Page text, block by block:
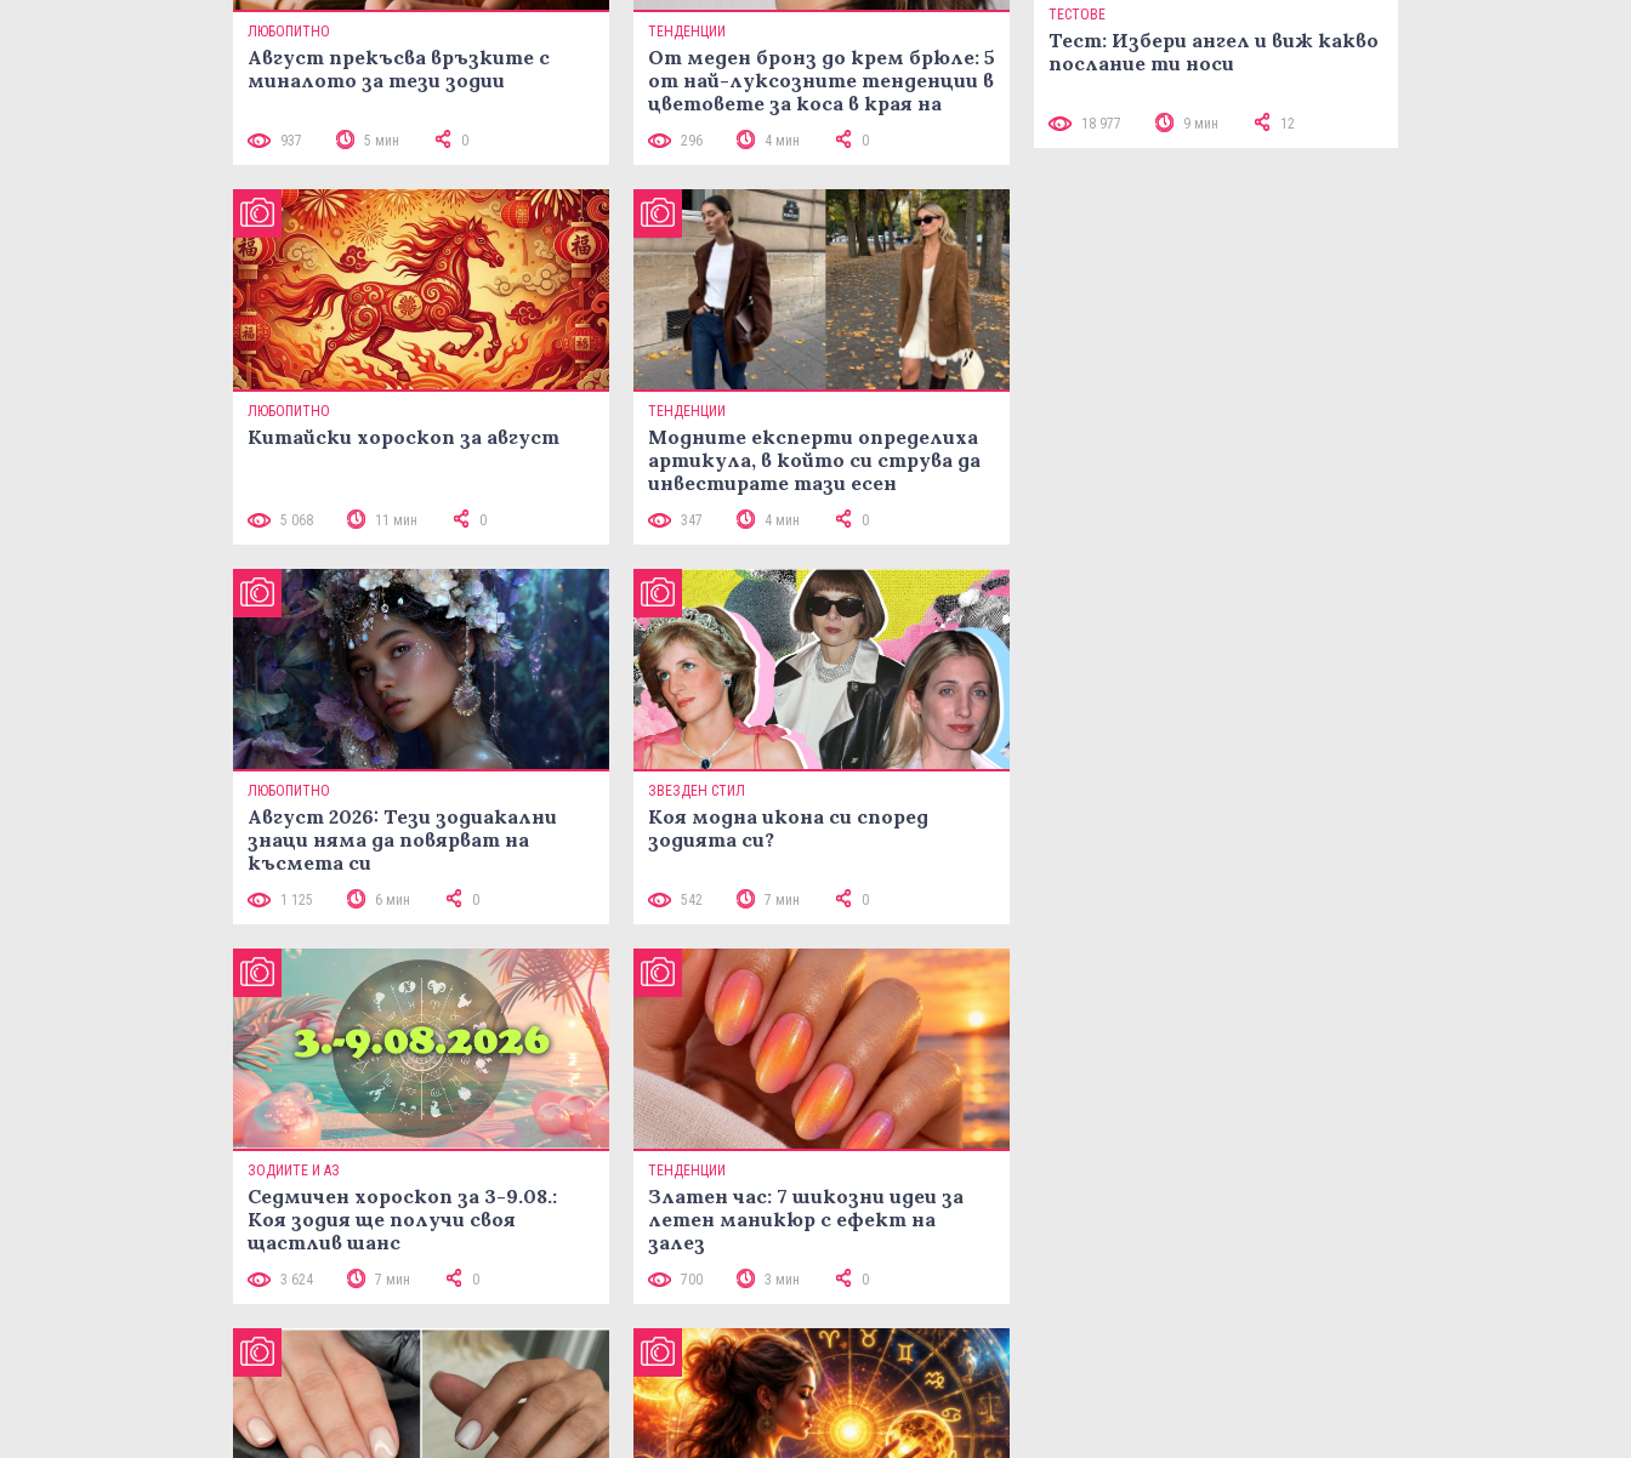
ЛЮБОПИТНО
Август прекъсва връзките с
миналото за тези зодии
937 5 мин 0
ТЕНДЕНЦИИ
От меден бронз до крем брюле: 5
от най-луксозните тенденции в
цветовете за коса в края на
296 4 мин 0
ЛЮБОПИТНО
Китайски хороскоп за август
5 068 11 мин 0
ТЕНДЕНЦИИ
Модните експерти определиха
артикула, в който си струва да
инвестирате тази есен
347 4 мин 0
ЛЮБОПИТНО
Август 2026: Тези зодиакални
знаци няма да повярват на
късмета си
1 125 6 мин 0
ЗВЕЗДЕН СТИЛ
Коя модна икона си според
зодията си?
542 7 мин 0
ЗОДИИТЕ И АЗ
Седмичен хороскоп за 3-9.08.:
Коя зодия ще получи своя
щастлив шанс
3 624 7 мин 0
ТЕНДЕНЦИИ
Златен час: 7 шикозни идеи за
летен маникюр с ефект на
залез
700 3 мин 0
ТЕСТОВЕ
Тест: Избери ангел и виж какво
послание ти носи
18 977 9 мин 12